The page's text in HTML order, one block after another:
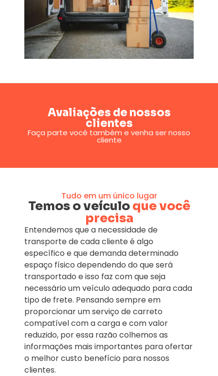
Avaliações de nossos
clientes
Faça parte você também e venha ser nosso
cliente
Tudo em um único lugar
Temos o veículoque você
precisa
Entendemos que a necessidade de
transporte de cada cliente é algo
específico e que demanda determinado
espaço físico dependendo do que será
transportado e isso faz com que seja
necessário um veículo adequado para cada
tipo de frete. Pensando sempre em
proporcionar um serviço de carreto
compatível com a carga e com valor
reduzido, por essa razão colhemos as
informações mais importantes para ofertar
o melhor custo benefício para nossos
clientes.